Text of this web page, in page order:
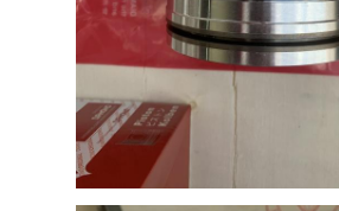
Gevallen
Praatje Nu
KOMATSU motor Onderdelen